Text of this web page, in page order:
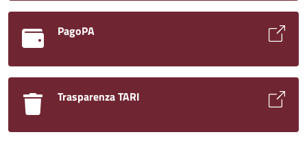
PagoPA
Trasparenza TARI